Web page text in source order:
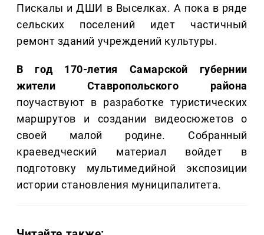
Пискалы и ДШИ в Выселках. А пока в ряде
сельских поселений идет частичный
ремонт зданий учреждений культуры.
В год 170-летия Самарской губернии
жители Ставропольского района
поучаствуют в разработке туристических
маршрутов и создании видеосюжетов о
своей малой родине. Собранный
краеведческий материал войдет в
подготовку мультимедийной экспозиции
истории становления муниципалитета.